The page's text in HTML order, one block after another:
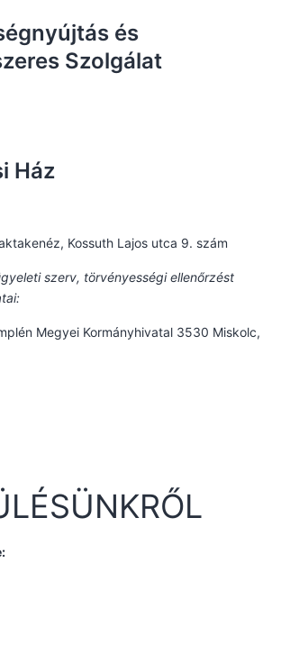
és
Szolgálat
Ház
Kossuth Lajos utca 9. szám
szerv, törvényességi ellenőrzést
Megyei Kormányhivatal 3530 Miskolc,